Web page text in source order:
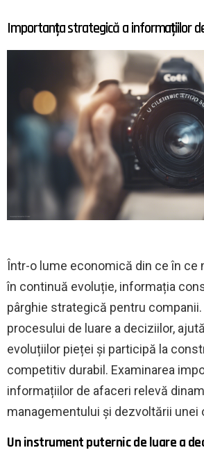
Importanța strategică a informațiilor
Într-o lume economică din ce în ce
în continuă evoluție, informația
pârghie strategică pentru companii.
procesului de luare a deciziilor,
evoluțiilor pieței și participă la
competitiv durabil. Examinarea
informațiilor de afaceri relevă
managementului și dezvoltării unei
Un instrument puternic de luare a